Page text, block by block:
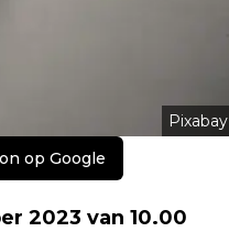
Pixabay
op Google
2023 van 10.00